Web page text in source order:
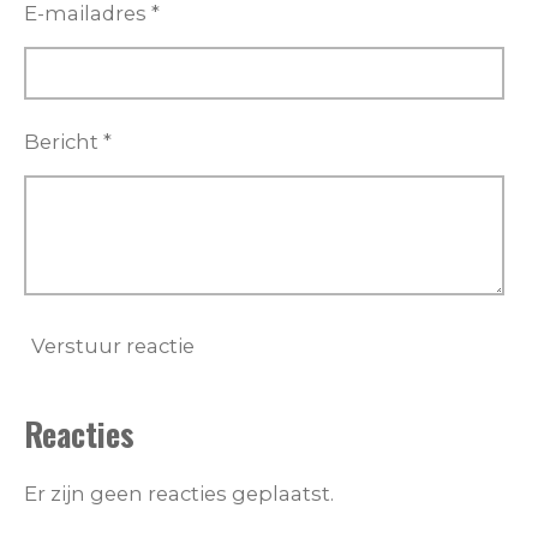
E-mailadres *
Bericht *
Verstuur reactie
Reacties
Er zijn geen reacties geplaatst.